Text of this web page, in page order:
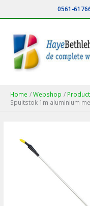
naar
inhoud
0561-
Home Webshop
Spuitstok 1m aluminium